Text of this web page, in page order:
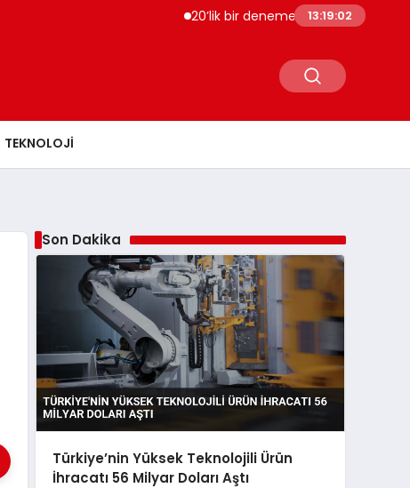
20’lik bir deneme olsun istersen bize
13:19:03
TEKNOLOJI
Son Dakika
Türkiye’nin Yüksek Teknolojili Ürün
İhracatı 56 Milyar Doları Aştı